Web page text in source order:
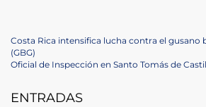
Navegación
de
entradas
Previous
Post
Costa Rica intensifica lucha contra el gusano
(GBG)
Next
Oficial de Inspección en Santo Tomás de
ENTRADAS